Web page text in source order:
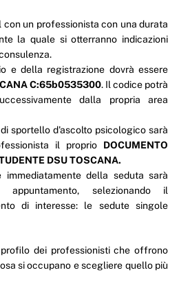
un professionista con una durata
la quale si otterranno indicazioni
e della registrazione dovrà essere
C:65b0535300. Il codice potrà
dalla propria area
sportello d'ascolto psicologico sarà
il proprio DOCUMENTO
DSU TOSCANA.
della seduta sarà
selezionando il
di interesse: le sedute singole
dei professionisti che offrono
si occupano e scegliere quello più